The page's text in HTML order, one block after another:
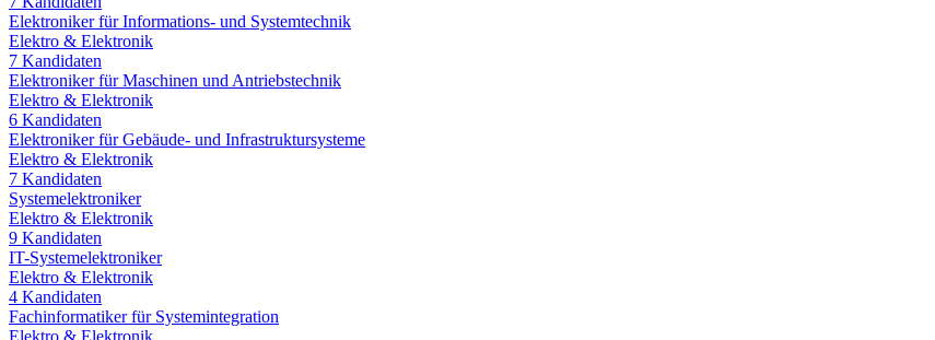
Elektroniker für Informations- und Systemtechnik
Elektro & Elektronik
7 Kandidaten
Elektroniker für Maschinen und Antriebstechnik
Elektro & Elektronik
6 Kandidaten
Elektroniker für Gebäude- und Infrastruktursysteme
Elektro & Elektronik
7 Kandidaten
Systemelektroniker
Elektro & Elektronik
9 Kandidaten
IT-Systemelektroniker
Elektro & Elektronik
4 Kandidaten
Fachinformatiker für Systemintegration
Elektro & Elektronik